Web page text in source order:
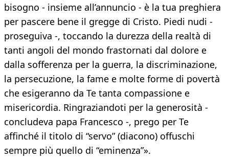
bisogno - insieme all’annuncio - è la tua preghiera
per pascere bene il gregge di Cristo. Piedi nudi -
proseguiva -, toccando la durezza della realtà di
tanti angoli del mondo frastornati dal dolore e
dalla sofferenza per la guerra, la discriminazione,
la persecuzione, la fame e molte forme di povertà
che esigeranno da Te tanta compassione e
misericordia. Ringraziandoti per la generosità -
concludeva papa Francesco -, prego per Te
affinché il titolo di “servo” (diacono) offuschi
sempre più quello di “eminenza”».